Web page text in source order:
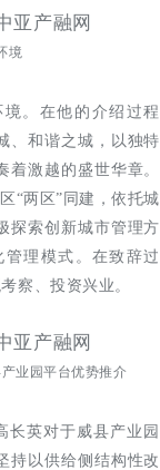
境
。在他的介绍过程
、和谐之城，以独特
激越的盛世华章。
“两区”同建，依托城
探索创新城市管理方
理模式。在致辞过
察、投资兴业。
业园平台优势推介
长英对于威县产业园
持以供给侧结构性改